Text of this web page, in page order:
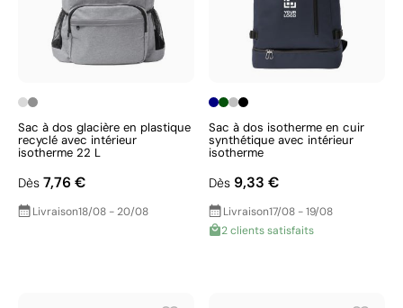
Sac à dos glacière en plastique
recyclé avec intérieur
isotherme 22 L
Dès 7,76 €
Livraison18/08 - 20/08
Sac à dos isotherme en cuir
synthétique avec intérieur
isotherme
Dès 9,33 €
Livraison17/08 - 19/08
2 clients satisfaits